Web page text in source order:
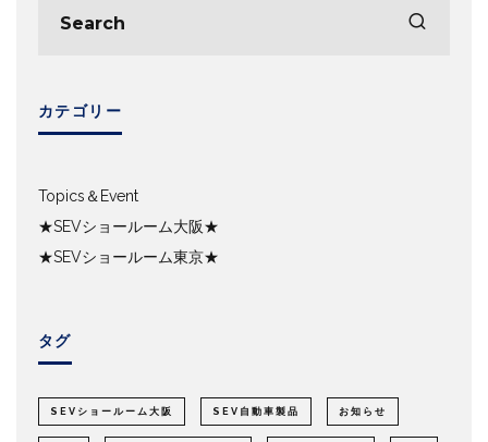
カテゴリー
Topics＆Event
★SEVショールーム大阪★
★SEVショールーム東京★
タグ
SEVショールーム大阪 SEV自動車製品 お知らせ